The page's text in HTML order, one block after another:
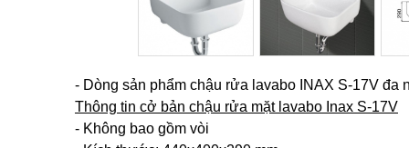
- Dòng sản phẩm chậu rửa lavabo INAX S-17V
Thông tin cở bản chậu rửa mặt lavabo Inax S-17V
- Không bao gồm vòi